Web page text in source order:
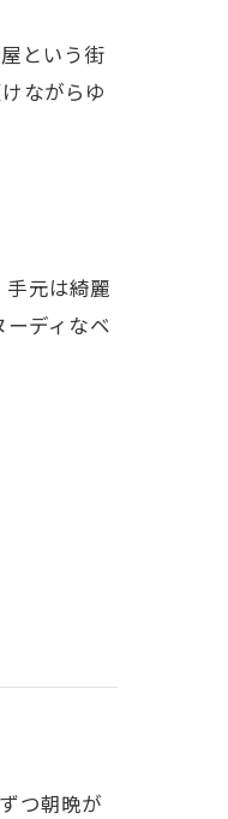
という街
ながらゆ
元は綺麗
ディなベ
つ朝晩が